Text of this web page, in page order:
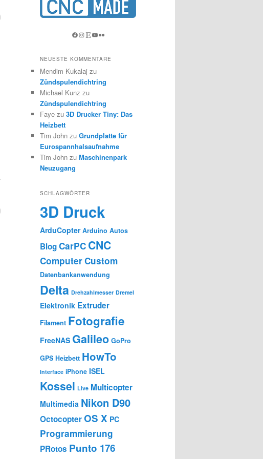
Facebook
Instagram
EtsyYouTube
Flickr
NEUESTE KOMMENTARE
Mendim Kukalaj zu
Zündspulendichtring
Michael Kunz zu
Zündspulendichtring
Faye zu 3D Drucker Tiny: Das
Heizbett
Tim John zu Grundplatte für
Eurospannhalsaufnahme
Tim John zu Maschinenpark
Neuzugang
SCHLAGWÖRTER
3D Druck
ArduCopter Arduino Autos
BlogCarPC CNC
ComputerCustom
Datenbankanwendung
Delta Drehzahlmesser Dremel
Elektronik Extruder
Filament Fotografie
FreeNAS Galileo GoPro
GPS Heizbett HowTo
Interface iPhone ISEL
Kossel Live Multicopter
Multimedia Nikon D90
OctocopterOS X PC
Programmierung
PRotos Punto 176